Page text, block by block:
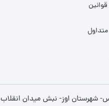
شهرستان اوز- نبش میدان انقلاب